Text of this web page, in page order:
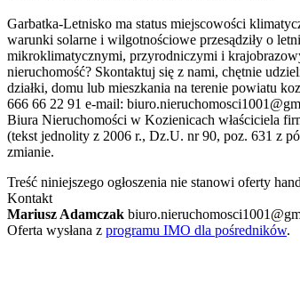
Garbatka-Letnisko ma status miejscowości
warunki solarne i wilgotnościowe przesądziły o
mikroklimatycznymi, przyrodniczymi i
nieruchomość? Skontaktuj się z nami, chętnie
działki, domu lub mieszkania na terenie powiatu
666 66 22 91 e-mail:
Biura Nieruchomości w Kozienicach właściciela
(tekst jednolity z 2006 r., Dz.U. nr 90, poz. 631 z
zmianie.
Treść niniejszego ogłoszenia nie stanowi oferty
Kontakt
Mariusz Adamczak
Oferta wysłana z programu IMO dla pośredników.